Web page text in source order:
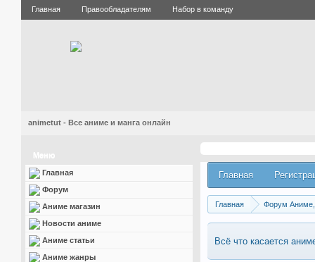
Главная Правообладателям Набор в команду
animetut - Все аниме и манга онлайн
Меню
Главная
Форум
Аниме магазин
Новости аниме
Аниме статьи
Аниме жанры
Главная
Главная Форум Аниме,
Всё что касается